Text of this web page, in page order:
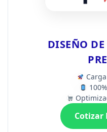
DISEÑO
Cotizar